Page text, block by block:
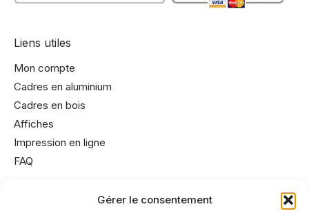
Gérer le consentement
Liens utiles
Mon compte
Cadres en aluminium
Cadres en bois
Affiches
Impression en ligne
FAQ
Informations utiles